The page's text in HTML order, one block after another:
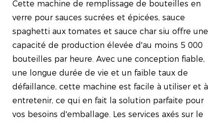
Cette machine de remplissage de bouteilles en
verre pour sauces sucrées et épicées, sauce
spaghetti aux tomates et sauce char siu offre une
capacité de production élevée d'au moins 5 000
bouteilles par heure. Avec une conception fiable,
une longue durée de vie et un faible taux de
défaillance, cette machine est facile à utiliser et à
entretenir, ce qui en fait la solution parfaite pour
vos besoins d'emballage. Les services axés sur le